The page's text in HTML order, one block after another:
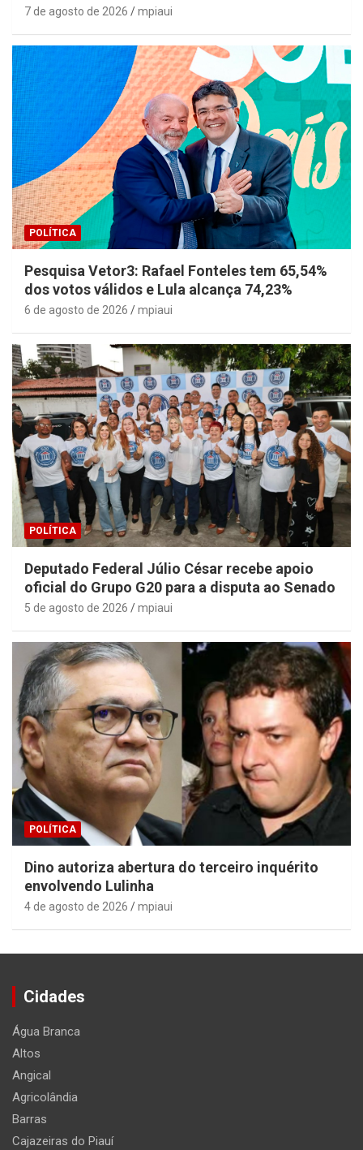
7 de agosto de 2026 mpiaui
POLÍTICA
Pesquisa Vetor3: Rafael Fonteles tem 65,54%
dos votos válidos e Lula alcança 74,23%
6 de agosto de 2026 mpiaui
POLÍTICA
Deputado Federal Júlio César recebe apoio
oficial do Grupo G20 para a disputa ao Senado
5 de agosto de 2026 mpiaui
POLÍTICA
Dino autoriza abertura do terceiro inquérito
envolvendo Lulinha
4 de agosto de 2026 mpiaui
Cidades
Água Branca
Altos
Angical
Agricolândia
Barras
Cajazeiras do Piauí